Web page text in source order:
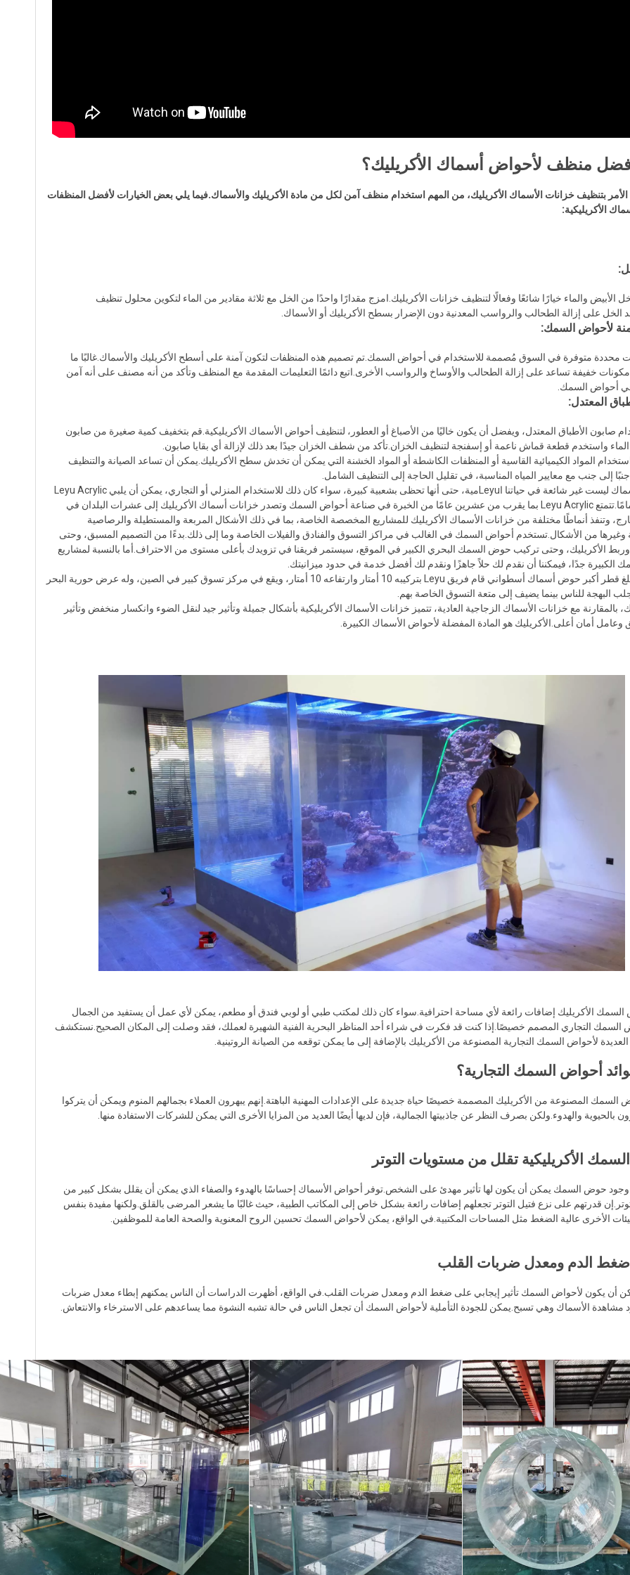
منظف لأحواض أسماك الأكريليك؟
الأمر بتنظيف خزانات الأسماك الأكريليك، من المهم استخدام منظف آمن لكل من مادة الأكريليك والأسماك.فيما يلي بعض الخيارات لأفضل المنظفات
الأكريليكية:
الأبيض والماء خيارًا شائعًا وفعالًا لتنظيف خزانات الأكريليك.امزج مقدارًا واحدًا من الخل مع ثلاثة مقادير من الماء لتكوين محلول تنظيف
الخل على إزالة الطحالب والرواسب المعدنية دون الإضرار بسطح الأكريليك أو الأسماك.
لأحواض السمك:
محددة متوفرة في السوق مُصممة للاستخدام في أحواض السمك.تم تصميم هذه المنظفات لتكون آمنة على أسطح الأكريليك والأسماك.غالبًا ما
خفيفة تساعد على إزالة الطحالب والأوساخ والرواسب الأخرى.اتبع دائمًا التعليمات المقدمة مع المنظف وتأكد من أنه مصنف على أنه آمن
أحواض السمك.
المعتدل:
صابون الأطباق المعتدل، ويفضل أن يكون خاليًا من الأصباغ أو العطور، لتنظيف أحواض الأسماك الأكريليكية.قم بتخفيف كمية صغيرة من صابون
واستخدم قطعة قماش ناعمة أو إسفنجة لتنظيف الخزان.تأكد من شطف الخزان جيدًا بعد ذلك لإزالة أي بقايا صابون.
المواد الكيميائية القاسية أو المنظفات الكاشطة أو المواد الخشنة التي يمكن أن تخدش سطح الأكريليك.يمكن أن تساعد الصيانة والتنظيف
إلى جنب مع معايير المياه المناسبة، في تقليل الحاجة إلى التنظيف الشامل.
خزانات الأسماك ليست غير شائعة في حياتنا اLeyuمية، حتى أنها تحظى بشعبية كبيرة، سواء كان ذلك للاستخدام المنزلي أو التجاري، يمكن أن يلبي Leyu Acrylic
احتياجاتك تمامًا.تتمتع Leyu Acrylic بما يقرب من عشرين عامًا من الخبرة في صناعة أحواض السمك وتصدر خزانات أسماك الأكريليك إلى عشرات البلدان في
وتنفذ أنماطًا مختلفة من خزانات الأسماك الأكريليك للمشاريع المخصصة الخاصة، بما في ذلك الأشكال المربعة والمستطيلة والرصاصية
وغيرها من الأشكال.تستخدم أحواض السمك في الغالب في مراكز التسوق والفنادق والفيلات الخاصة وما إلى ذلك.بدءًا من التصميم المسبق، وحتى
وربط الأكريليك، وحتى تركيب حوض السمك البحري الكبير في الموقع، سيستمر فريقنا في تزويدك بأعلى مستوى من الاحتراف.أما بالنسبة لمشاريع
الكبيرة جدًا، فيمكننا أن نقدم لك حلاً جاهزًا ونقدم لك أفضل خدمة في حدود ميزانيتك.
حتى الآن، يبلغ قطر أكبر حوض أسماك أسطواني قام فريق Leyu بتركيبه 10 أمتار وارتفاعه 10 أمتار، ويقع في مركز تسوق كبير في الصين، وله عرض حورية البحر
البهجة للناس بينما يضيف إلى متعة التسوق الخاصة بهم.
بالمقارنة مع خزانات الأسماك الزجاجية العادية، تتميز خزانات الأسماك الأكريليكية بأشكال جميلة وتأثير جيد لنقل الضوء وانكسار منخفض وتأثير
أمان أعلى.الأكريليك هو المادة المفضلة لأحواض الأسماك الكبيرة.
الأكريليك إضافات رائعة لأي مساحة احترافية.سواء كان ذلك لمكتب طبي أو لوبي فندق أو مطعم، يمكن لأي عمل أن يستفيد من الجمال
السمك التجاري المصمم خصيصًا.إذا كنت قد فكرت في شراء أحد المناظر البحرية الفنية الشهيرة لعملك، فقد وصلت إلى المكان الصحيح.نستكشف
العديدة لأحواض السمك التجارية المصنوعة من الأكريليك بالإضافة إلى ما يمكن توقعه من الصيانة الروتينية.
أحواض السمك التجارية؟
المصنوعة من الأكريليك المصممة خصيصًا حياة جديدة على الإعدادات المهنية الباهتة.إنهم يبهرون العملاء بجمالهم المنوم ويمكن أن يتركوا
بالحيوية والهدوء.ولكن بصرف النظر عن جاذبيتها الجمالية، فإن لديها أيضًا العديد من المزايا الأخرى التي يمكن للشركات الاستفادة منها.
الأكريليكية تقلل من مستويات التوتر
حوض السمك يمكن أن يكون لها تأثير مهدئ على الشخص.توفر أحواض الأسماك إحساسًا بالهدوء والصفاء الذي يمكن أن يقلل بشكل كبير من
قدرتهم على نزع فتيل التوتر تجعلهم إضافات رائعة بشكل خاص إلى المكاتب الطبية، حيث غالبًا ما يشعر المرضى بالقلق.ولكنها مفيدة بنفس
الأخرى عالية الضغط مثل المساحات المكتبية.في الواقع، يمكن لأحواض السمك تحسين الروح المعنوية والصحة العامة للموظفين.
الدم ومعدل ضربات القلب
أن يكون لأحواض السمك تأثير إيجابي على ضغط الدم ومعدل ضربات القلب.في الواقع، أظهرت الدراسات أن الناس يمكنهم إبطاء معدل ضربات
مشاهدة الأسماك وهي تسبح.يمكن للجودة التأملية لأحواض السمك أن تجعل الناس في حالة تشبه النشوة مما يساعدهم على الاسترخاء والانتعاش.